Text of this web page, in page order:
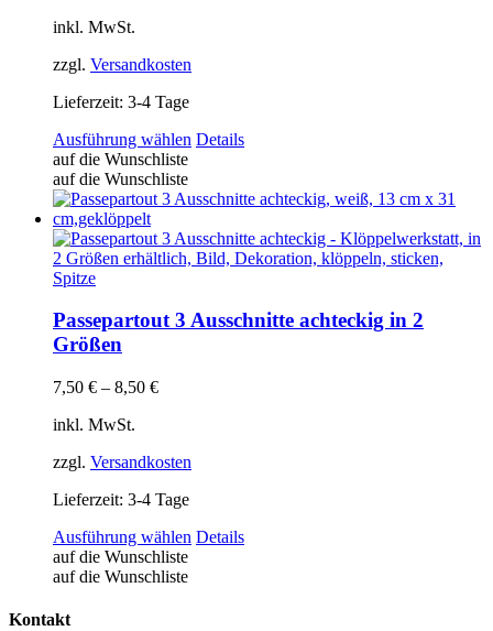
inkl. MwSt.
zzgl. Versandkosten
Lieferzeit: 3-4 Tage
Ausführung wählen Dieses
mehrere
auf.
Die
auf
Details
auf die Wunschliste
auf die Wunschliste
Passepartout 3 Ausschnitte achteckig in 2
Größen
7,50 € – 8,50 €
inkl. MwSt.
zzgl. Versandkosten
Lieferzeit: 3-4 Tage
Ausführung wählen Dieses
Details
auf die Wunschliste
auf die Wunschliste
Kontakt